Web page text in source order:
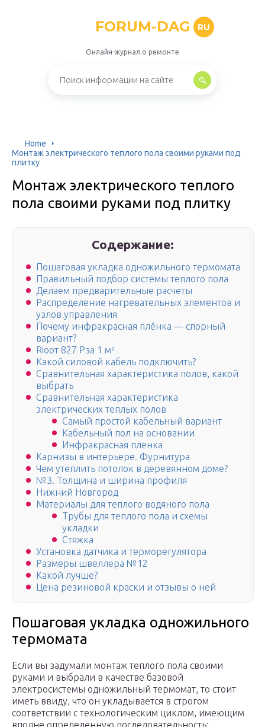
FORUM-DAG RU
Онлайн-журнал о ремонте
Home
Монтаж электрического теплого пола своими руками под
плитку
Монтаж электрического теплого
пола своими руками под плитку
Содержание:
Пошаговая укладка одножильного термомата
Правильный подбор системы теплого пола
Делаем предварительные расчеты
Распределение нагревательных элементов и
узлов управления
Почему инфракрасная плёнка — спорный
вариант?
Rioот 827 Рза 1 м²
Какой силовой кабель подключить?
Сравнительная характеристика полов, какой
выбрать
Сравнительная характеристика
электрических теплых полов
Самый простой кабельный вариант
Кабельный пол на основании
Инфракрасная пленка
Карнизы в интерьере. Фурнитура
Чем утеплить потолок в деревянном доме?
№3. Толщина и ширина профиля
Нижний Новгород
Материалы для теплого водяного пола
Трубы для теплого пола и схемы
укладки
Стяжка
Установка датчика и терморегулятора
Размеры швеллера №12
Какой лучше?
Цена резиновой краски и отзывы о ней
Пошаговая укладка одножильного
термомата
Если вы задумали монтаж теплого пола своими
руками и выбрали в качестве базовой
электросистемы одножильный термомат, то стоит
иметь ввиду, что он укладывается в строгом
соответствии с технологическим циклом, имеющим
вполне определенную последовательность: